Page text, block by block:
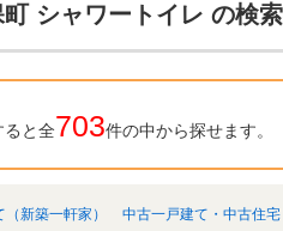
シャワートイレ の検
ると全703件の中から探せます。
新築一軒家） 中古一戸建て・中古住宅